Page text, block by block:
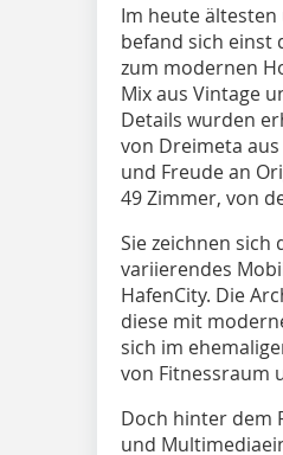
Im heute
befand sich einst
zum modernen
Mix aus Vintage
Details wurden
von Dreimeta
und Freude an
49 Zimmer, von
Sie zeichnen
variierendes
HafenCity. Die
diese mit
sich im
von Fitnessraum
Doch hinter dem
und